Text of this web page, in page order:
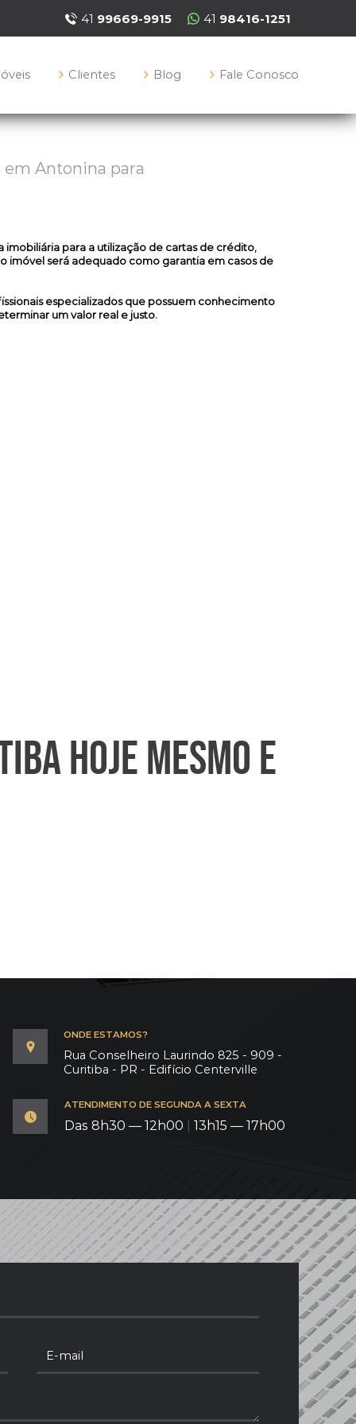
41 99669-9915 41 98416-1251
Clientes Blog Fale Conosco
Antonina para
imobiliária para a utilização de cartas de crédito,
imóvel será adequado como garantia em casos de
especializados que possuem conhecimento
um valor real e justo.
HOJE MESMO E
ONDE ESTAMOS?
Rua Conselheiro Laurindo 825 - 909 -
Curitiba - PR - Edifício Centerville
ATENDIMENTO DE SEGUNDA A SEXTA
Das 8h30 — 12h00 13h15 — 17h00